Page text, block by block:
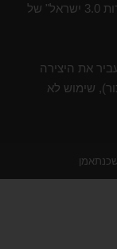
את היצירה
שימוש לא